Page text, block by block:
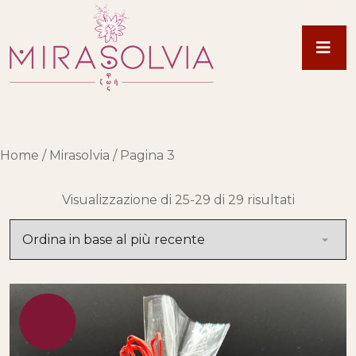
Home / Mirasolvia / Pagina 3
Visualizzazione di 25-29 di 29 risultatiOrdina in